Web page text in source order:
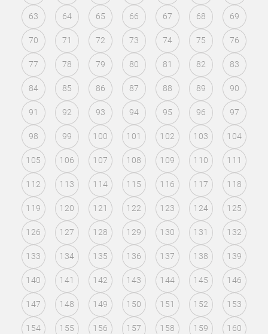
63 64 65 66 67 68 69
70 71 72 73 74 75 76
77 78 79 80 81 82 83
84 85 86 87 88 89 90
91 92 93 94 95 96 97
98 99 100 101 102 103 104
105 106 107 108 109 110 111
112 113 114 115 116 117 118
119 120 121 122 123 124 125
126 127 128 129 130 131 132
133 134 135 136 137 138 139
140 141 142 143 144 145 146
147 148 149 150 151 152 153
154 155 156 157 158 159 160